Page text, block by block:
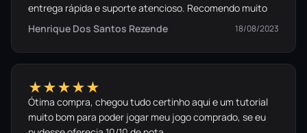
entrega rápida e suporte atencioso. Recomendo muito
Henrique Dos Santos Rezende
18/08/2023
★★★★★
Ótima compra, chegou tudo certinho aqui e um tutorial
muito bom para poder jogar meu jogo comprado, se eu